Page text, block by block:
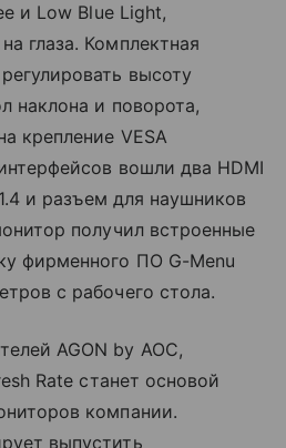
и Low Blue Light,
глаза. Комплектная
высоту
наклона и поворота,
крепление VESA
вошли два HDMI
и разъем для наушников
получил встроенные
фирменного ПО G-Menu
с рабочего стола.
AGON by AOC,
Rate станет основой
компании.
выпустить